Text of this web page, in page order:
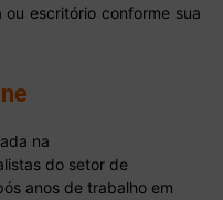
escritório conforme sua
na
do setor de
anos de trabalho em